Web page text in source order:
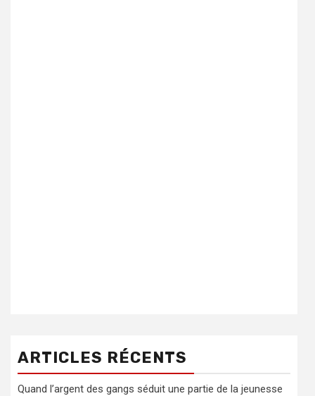
ARTICLES RÉCENTS
Quand l’argent des gangs séduit une partie de la jeunesse